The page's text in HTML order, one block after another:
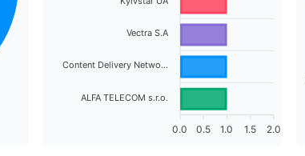
Vectra S.A
Content Delivery Netwo...
ALFA TELECOM s.r.o.
2.0
1.5
1.0
0.5
0.0